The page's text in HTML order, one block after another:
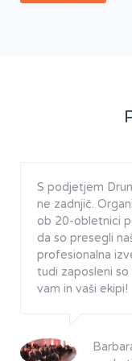
S podjetjem
ne zadnjič.
ob 20-obletnici
da so presegli
profesionalna
tudi zaposleni so
vam in vaši ekipi!